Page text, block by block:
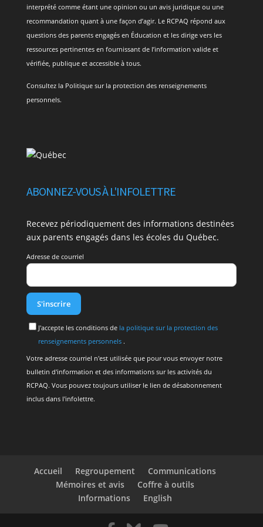
interprété comme étant une opinion ou un avis juridique ou une
recommandation quant à une façon d’agir. Le RCPAQ répond aux
questions des parents engagés en Éducation et les dirige vers les
ressources pertinentes en fournissant de l’information valide et
vérifiée, publique et accessible à tous.
Consultez la Politique sur la protection des renseignements
personnels.
ABONNEZ-VOUS À L'INFOLETTRE
Recevez périodiquement des informations destinées
aux parents engagés dans les écoles du Québec.
Adresse de courriel
J'accepte les conditions de la politique sur la protection des
renseignements personnels .
Votre adresse courriel n'est utilisée que pour vous envoyer notre
bulletin d'information et des informations sur les activités du
RCPAQ. Vous pouvez toujours utiliser le lien de désabonnement
inclus dans l'infolettre.
Accueil Regroupement
Communications
Mémoires et avis
Coffre à outils
Informations
English